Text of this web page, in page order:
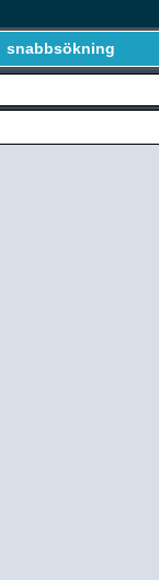
snabbsökning